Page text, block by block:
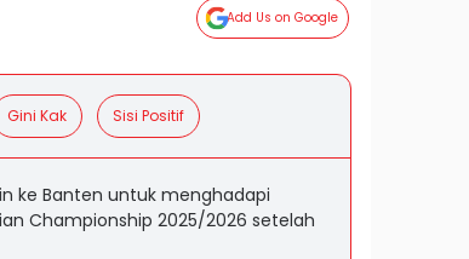
Add Us on Google
Gini Kak Sisi Positif
ke Banten untuk menghadapi
Championship 2025/2026 setelah